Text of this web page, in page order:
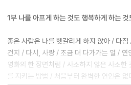
1부 나를 아프게 하는 것도 행복하게 하는
좋은 사람은 나를 헷갈리게 하지 않아 / 다
건지 / 다시, 사랑 / 조금 더 다가가는 일 /
영화의 한 장면처럼 / 사소하지 않은 사소한
를 지키는 방법 / 처음부터 완벽한 연인은